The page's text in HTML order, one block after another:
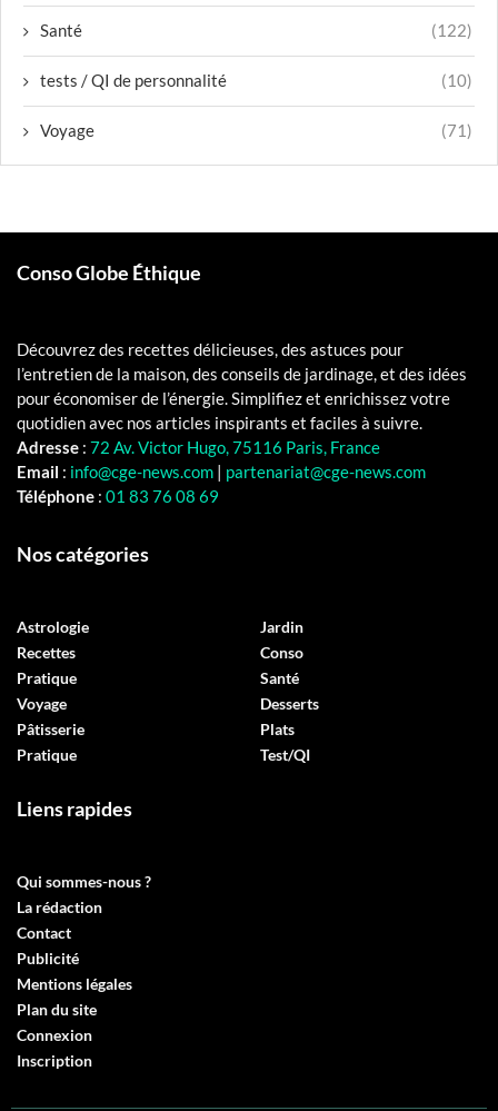
Santé (122)
tests / QI de personnalité (10)
Voyage (71)
Conso Globe Éthique
Découvrez des recettes délicieuses, des astuces pour
l’entretien de la maison, des conseils de jardinage, et des idées
pour économiser de l’énergie. Simplifiez et enrichissez votre
quotidien avec nos articles inspirants et faciles à suivre.
Adresse : 72 Av. Victor Hugo, 75116 Paris, France
Email : info@cge-news.com | partenariat@cge-news.com
Téléphone : 01 83 76 08 69
Nos catégories
Astrologie
Jardin
Recettes
Conso
Pratique
Santé
Voyage
Desserts
Pâtisserie
Plats
Pratique
Test/QI
Liens rapides
Qui sommes-nous ?
La rédaction
Contact
Publicité
Mentions légales
Plan du site
Connexion
Inscription